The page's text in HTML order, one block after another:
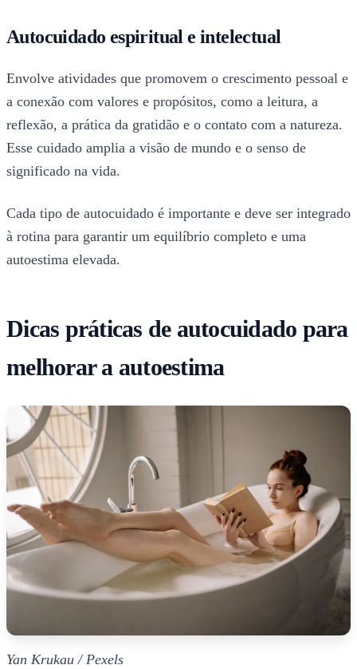
Autocuidado espiritual e intelectual
Envolve atividades que promovem o crescimento pessoal e
a conexão com valores e propósitos, como a leitura, a
reflexão, a prática da gratidão e o contato com a natureza.
Esse cuidado amplia a visão de mundo e o senso de
significado na vida.
Cada tipo de autocuidado é importante e deve ser integrado
à rotina para garantir um equilíbrio completo e uma
autoestima elevada.
Dicas práticas de autocuidado para
melhorar a autoestima
Yan Krukau / Pexels